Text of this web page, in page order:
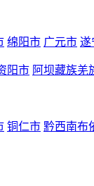
绵阳市 广元市 遂
阳市 阿坝藏族羌
铜仁市 黔西南布